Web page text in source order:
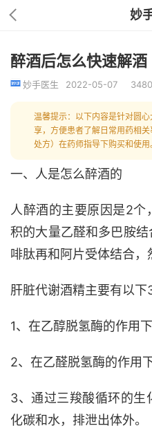
妙
醉酒后怎么快速解酒
妙手医生 2022-05-07
温馨提示：以下内容是针对圆
享，方便患者了解日常用药相
处方）在药师指导下购买和使用
一、人是怎么醉酒的
人醉酒的主要原因是2个
积的大量乙醛和多巴胺
啡肽再和阿片受体结合，
肝脏代谢酒精主要有以下
1、在乙醇脱氢酶的作用
2、在乙醛脱氢酶的作用
3、通过三羧酸循环的生
化碳和水，排泄出体外。